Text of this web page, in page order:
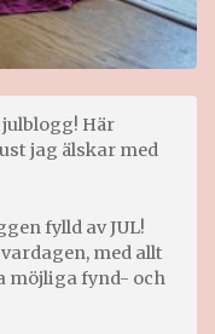
Här
jag älskar med
fylld av JUL!
med allt
möjliga fynd- och